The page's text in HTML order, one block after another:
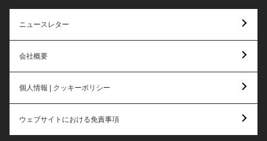
ニュースレター
会社概要
個人情報 | クッキーポリシー
ウェブサイトにおける免責事項